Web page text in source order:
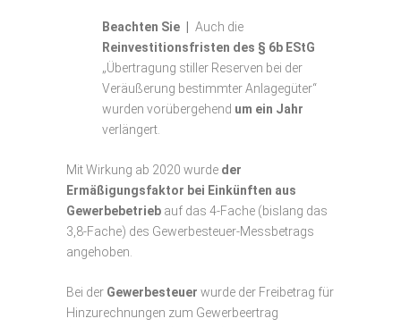
Beachten Sie | Auch die
Reinvestitionsfristen des § 6b EStG
„Übertragung stiller Reserven bei der
Veräußerung bestimmter Anlagegüter“
wurden vorübergehend um ein Jahr
verlängert.
Mit Wirkung ab 2020 wurde der
Ermäßigungsfaktor bei Einkünften aus
Gewerbebetrieb auf das 4-Fache (bislang das
3,8-Fache) des Gewerbesteuer-Messbetrags
angehoben.
Bei der Gewerbesteuer wurde der Freibetrag für
Hinzurechnungen zum Gewerbeertrag